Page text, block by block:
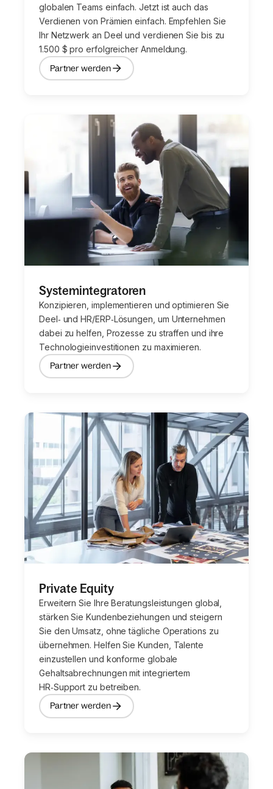
globalen Teams einfach. Jetzt ist auch das
Verdienen von Prämien einfach. Empfehlen Sie
Ihr Netzwerk an Deel und verdienen Sie bis zu
1.500 $ pro erfolgreicher Anmeldung.
Partner werden
Systemintegratoren
Konzipieren, implementieren und optimieren Sie
Deel‑ und HR/ERP‑Lösungen, um Unternehmen
dabei zu helfen, Prozesse zu straffen und ihre
Technologieinvestitionen zu maximieren.
Partner werden
Private Equity
Erweitern Sie Ihre Beratungsleistungen global,
stärken Sie Kundenbeziehungen und steigern
Sie den Umsatz, ohne tägliche Operations zu
übernehmen. Helfen Sie Kunden, Talente
einzustellen und konforme globale
Gehaltsabrechnungen mit integriertem
HR‑Support zu betreiben.
Partner werden